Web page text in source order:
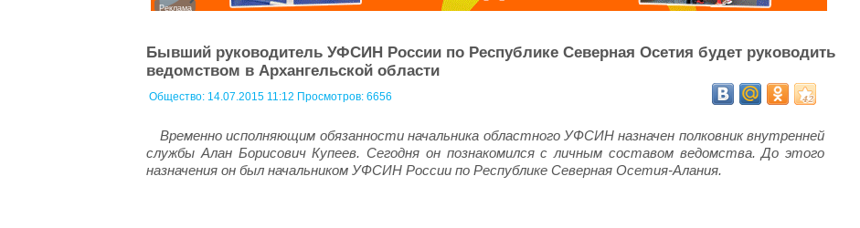
Бывший руководитель УФСИН России по Республике Северная Осетия будет руководить
ведомством в Архангельской области
Общество: 14.07.2015 11:12 Просмотров: 6656
Временно исполняющим обязанности начальника областного УФСИН назначен полковник внутренней
службы Алан Борисович Купеев. Сегодня он познакомился с личным составом ведомства. До этого
назначения он был начальником УФСИН России по Республике Северная Осетия-Алания.